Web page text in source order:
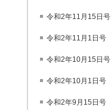
令和2年11月15日号
令和2年11月1日号
令和2年10月15日号
令和2年10月1日号
令和2年9月15日号